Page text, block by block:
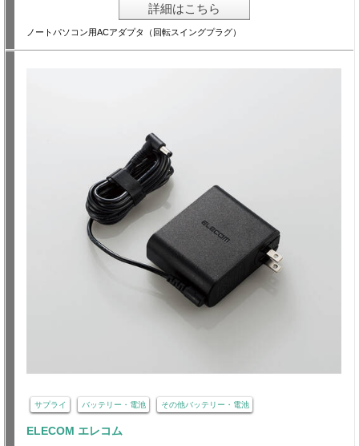
詳細はこちら
ノートパソコン用ACアダプタ（回転スイングプラグ）
サプライ バッテリー・電池 その他バッテリー・電池
ELECOM エレコム